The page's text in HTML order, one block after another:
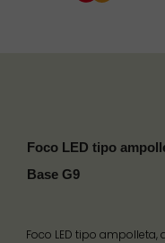
Foco LED tipo
Base G9
Foco LED tipo ampolleta,